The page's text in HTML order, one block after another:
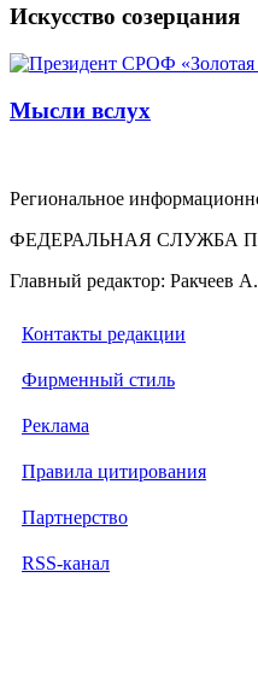
Искусство созерцания
Мысли вслух
Региональное
ФЕДЕРАЛЬНАЯ СЛУЖБА
Главный редактор: Ракчеев
Контакты редакции
Фирменный стиль
Реклама
Правила цитирования
Партнерство
RSS-канал